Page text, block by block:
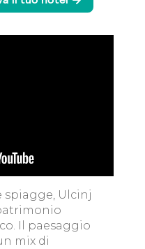
spiagge, Ulcinj
Il paesaggio
mix di